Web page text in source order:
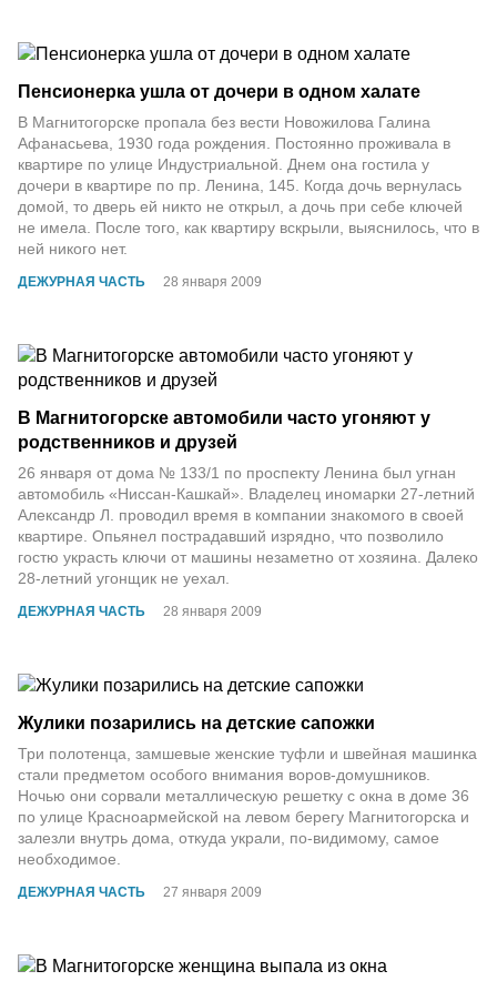
ДЕЖУРНАЯ ЧАСТЬ 28 января 2009
Пенсионерка ушла от дочери в одном халате
В Магнитогорске пропала без вести Новожилова Галина
Афанасьева, 1930 года рождения. Постоянно проживала в
квартире по улице Индустриальной. Днем она гостила у
дочери в квартире по пр. Ленина, 145. Когда дочь вернулась
домой, то дверь ей никто не открыл, а дочь при себе ключей
не имела. После того, как квартиру вскрыли, выяснилось, что в
ней никого нет.
ДЕЖУРНАЯ ЧАСТЬ 28 января 2009
В Магнитогорске автомобили часто угоняют у
родственников и друзей
26 января от дома № 133/1 по проспекту Ленина был угнан
автомобиль «Ниссан-Кашкай». Владелец иномарки 27-летний
Александр Л. проводил время в компании знакомого в своей
квартире. Опьянел пострадавший изрядно, что позволило
гостю украсть ключи от машины незаметно от хозяина. Далеко
28-летний угонщик не уехал.
ДЕЖУРНАЯ ЧАСТЬ 27 января 2009
Жулики позарились на детские сапожки
Три полотенца, замшевые женские туфли и швейная машинка
стали предметом особого внимания воров-домушников.
Ночью они сорвали металлическую решетку с окна в доме 36
по улице Красноармейской на левом берегу Магнитогорска и
залезли внутрь дома, откуда украли, по-видимому, самое
необходимое.